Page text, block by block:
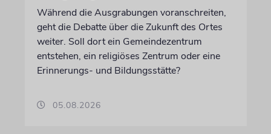
Während die Ausgrabungen voranschreiten,
geht die Debatte über die Zukunft des Ortes
weiter. Soll dort ein Gemeindezentrum
entstehen, ein religiöses Zentrum oder eine
Erinnerungs- und Bildungsstätte?
05.08.2026